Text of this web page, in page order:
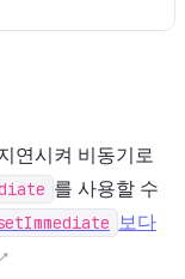
연시켜 비동기로
를 사용할 수
보다